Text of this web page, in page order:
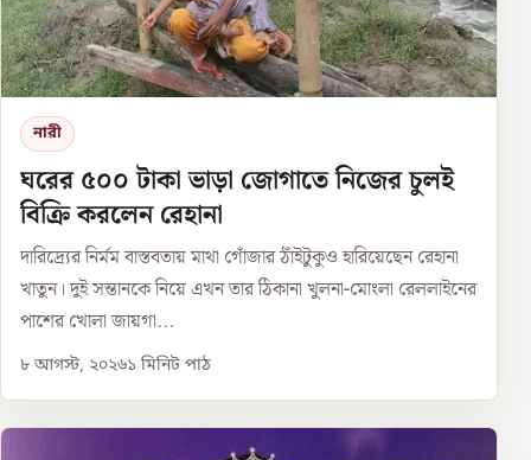
নারী
ঘরের ৫০০ টাকা ভাড়া জোগাতে নিজের চুলই
বিক্রি করলেন রেহানা
দারিদ্র্যের নির্মম বাস্তবতায় মাথা গোঁজার ঠাঁইটুকুও হারিয়েছেন রেহানা
খাতুন। দুই সন্তানকে নিয়ে এখন তার ঠিকানা খুলনা-মোংলা রেললাইনের
পাশের খোলা জায়গা...
৮ আগস্ট, ২০২৬১ মিনিট পাঠ